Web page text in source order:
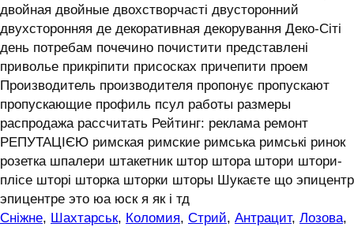
двойная двойные двохстворчасті двусторонний
двухсторонняя де декоративная декорування Деко-Сіті
день потребам почечино почистити представлені
приволье прикріпити присосках причепити проем
Производитель производителя пропонує пропускают
пропускающие профиль псул работы размеры
распродажа рассчитать Рейтинг: реклама ремонт
РЕПУТАЦІЄЮ римская римские римська римські ринок
розетка шпалери штакетник штор штора штори штори-
плісе шторі шторка шторки шторы Шукаєте що эпицентр
эпицентре это юа юск я як і тд
Сніжне, Шахтарськ, Коломия, Стрий, Антрацит, Лозова,